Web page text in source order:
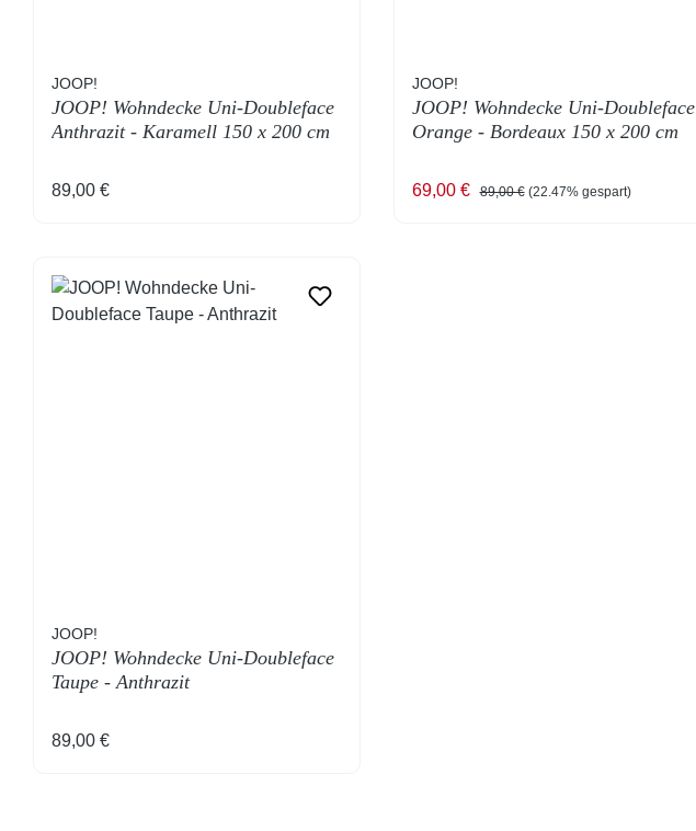
JOOP!
JOOP! Wohndecke Uni-Doubleface
Anthrazit - Karamell 150 x 200 cm
Regulärer Preis:
89,00 €
JOOP!
JOOP! Wohndecke Uni-Doubleface
Orange - Bordeaux 150 x 200 cm
Verkaufspreis:
69,00 € Regulärer Preis:
89,00 € (22.47% gespart)
JOOP!
JOOP! Wohndecke Uni-Doubleface
Taupe - Anthrazit
Regulärer Preis:
89,00 €